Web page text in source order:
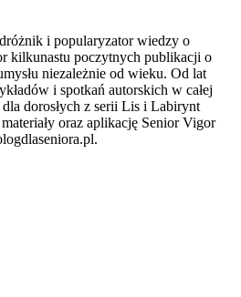
i popularyzator wiedzy o
kilkunastu poczytnych publikacji o
niezależnie od wieku. Od lat
i spotkań autorskich w całej
dla dorosłych z serii Lis i Labirynt
oraz aplikację Senior Vigor